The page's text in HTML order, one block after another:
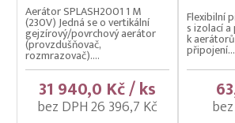
Vrhací sítě na ryby
Vzduchování
Zátahové sítě
Zpracovatelský/technologický stůl
Aerátor SPLASH2001 1 M
(230V) Jedná se o vertikální
gejzírový/povrchový aerátor
(provzdušňovač,
rozmrazovač)....
31 940,0 Kč / ks
bez DPH 26 396,7 Kč
Flexibilní
s izolací
k
připojení...